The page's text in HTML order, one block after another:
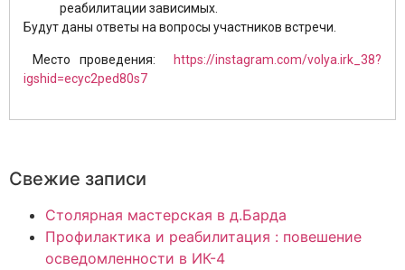
реабилитации зависимых.
Будут даны ответы на вопросы участников встречи.
Место проведения:
https://instagram.com/volya.irk_38?
igshid=ecyc2ped80s7
Свежие записи
Столярная мастерская в д.Барда
Профилактика и реабилитация : повешение
осведомленности в ИК-4